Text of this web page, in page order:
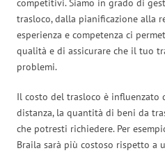
competitivi. Siamo in grado di
trasloco, dalla pianificazione alla
esperienza e competenza ci
qualità e di assicurare che il tuo
problemi.
Il costo del trasloco è influenzato
distanza, la quantità di beni da
che potresti richiedere. Per
Braila sarà più costoso rispetto a